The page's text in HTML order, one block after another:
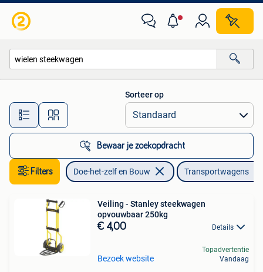
Alle afstanden…
Sorteer op
Bewaar je zoekopdracht
Filters Doe-het-zelf en Bouw Transportwagens
Veiling - Stanley steekwagen
opvouwbaar 250kg
€ 4,00 Details
Bezoek website
Topadvertentie
Vandaag